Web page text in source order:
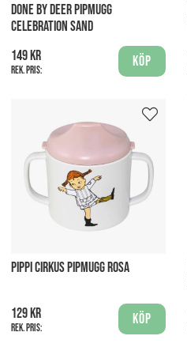
DONE BY DEER PIPMUGG
CELEBRATION SAND
149 kr
Rek. pris:
Köp
PIPPI CIRKUS PIPMUGG ROSA
129 kr
Rek. pris:
Köp